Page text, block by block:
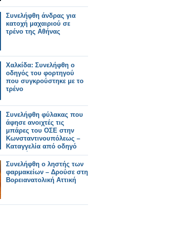
Συνελήφθη άνδρας για
κατοχή μαχαιριού σε
τρένο της Αθήνας
Χαλκίδα: Συνελήφθη ο
οδηγός του φορτηγού
που συγκρούστηκε με το
τρένο
Συνελήφθη φύλακας που
άφησε ανοιχτές τις
μπάρες του ΟΣΕ στην
Κωνσταντινουπόλεως –
Καταγγελία από οδηγό
μηχανής
Συνελήφθη ο ληστής των
φαρμακείων – Δρούσε στη
Βορειανατολική Αττική